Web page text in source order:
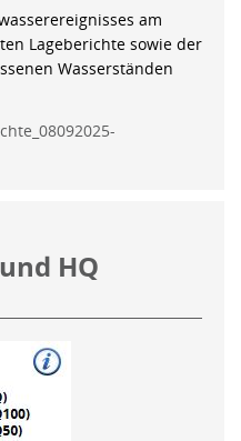
am
Lageberichte sowie der
Wasserständen
HQ